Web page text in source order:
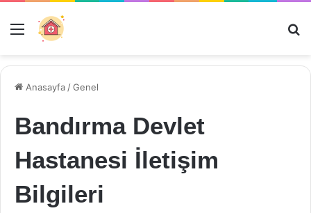
Menü
Anasayfa /Genel
Bandırma Devlet
Hastanesi İletişim
Bilgileri